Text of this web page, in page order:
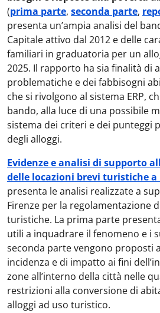
(prima parte, seconda parte,
presenta un’ampia analisi del
Capitale attivo dal 2012 e delle
familiari in graduatoria per un
2025. Il rapporto ha sia finalità di
problematiche e dei fabbisogni
che si rivolgono al sistema ERP,
bando, alla luce di una possibile
sistema dei criteri e dei punteggi
degli alloggi.
Evidenze e analisi di supporto
delle locazioni brevi turistiche a
presenta le analisi realizzate a
Firenze per la regolamentazione
turistiche. La prima parte
utili a inquadrare il fenomeno e i
seconda parte vengono proposti
incidenza e di impatto ai fini
zone all’interno della città nelle
restrizioni alla conversione di
alloggi ad uso turistico.